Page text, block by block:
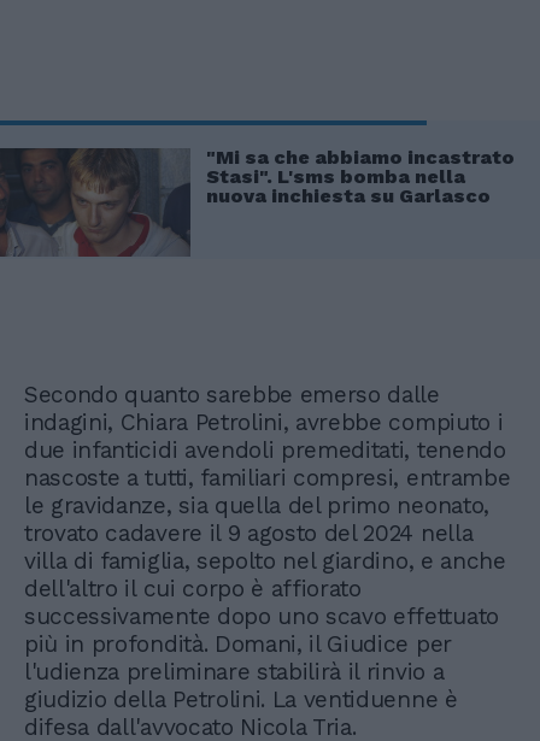
"Mi sa che abbiamo incastrato
Stasi". L'sms bomba nella
nuova inchiesta su Garlasco
Secondo quanto sarebbe emerso dalle
indagini, Chiara Petrolini, avrebbe compiuto i
due infanticidi avendoli premeditati, tenendo
nascoste a tutti, familiari compresi, entrambe
le gravidanze, sia quella del primo neonato,
trovato cadavere il 9 agosto del 2024 nella
villa di famiglia, sepolto nel giardino, e anche
dell'altro il cui corpo è affiorato
successivamente dopo uno scavo effettuato
più in profondità. Domani, il Giudice per
l'udienza preliminare stabilirà il rinvio a
giudizio della Petrolini. La ventiduenne è
difesa dall'avvocato Nicola Tria.